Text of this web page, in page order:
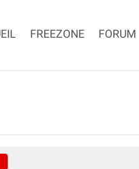
FREEZONE FORUM